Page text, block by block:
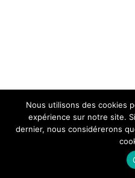
Nous utilisons des cookies
expérience sur notre site.
dernier, nous considérerons